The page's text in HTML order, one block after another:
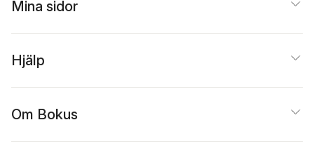
Mina sidor
Hjälp
Om Bokus